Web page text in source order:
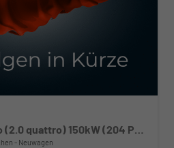
2.0 150 kW TDI quattro (2.0 quattro) 150kW (204 PS) 7-Gang S-tronic
Neuwagen